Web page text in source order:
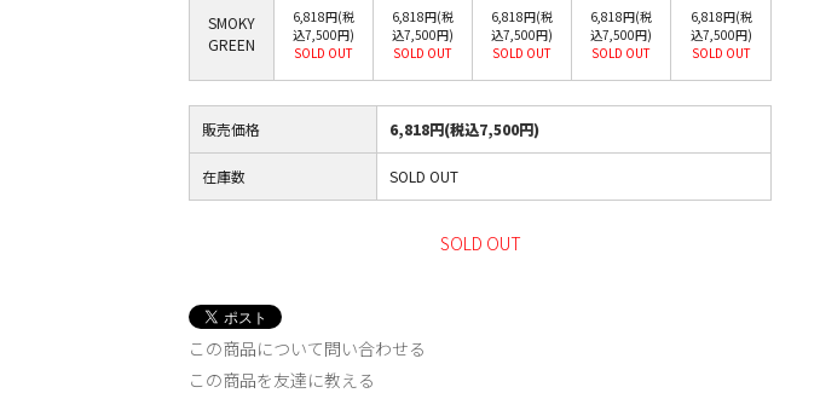
SMOKY
GREEN
6,818円(税
込7,500円)
SOLD OUT
6,818円(税
込7,500円)
SOLD OUT
6,818円(税
込7,500円)
SOLD OUT
6,818円(税
込7,500円)
SOLD OUT
6,818円(税
込7,500円)
SOLD OUT
販売価格 6,818円(税込7,500円)
在庫数 SOLD OUT
SOLD OUT
この商品について問い合わせる
この商品を友達に教える